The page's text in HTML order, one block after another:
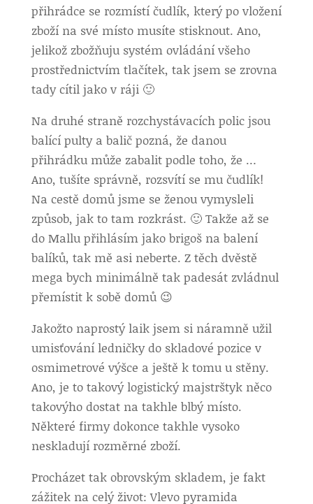
přihrádce se rozmístí čudlík, který po vložení
zboží na své místo musíte stisknout. Ano,
jelikož zbožňuju systém ovládání všeho
prostřednictvím tlačítek, tak jsem se zrovna
tady cítil jako v ráji 🙂
Na druhé straně rozchystávacích polic jsou
balící pulty a balič pozná, že danou
přihrádku může zabalit podle toho, že …
Ano, tušíte správně, rozsvítí se mu čudlík!
Na cestě domů jsme se ženou vymysleli
způsob, jak to tam rozkrást. 🙂 Takže až se
do Mallu přihlásím jako brigoš na balení
balíků, tak mě asi neberte. Z těch dvěstě
mega bych minimálně tak padesát zvládnul
přemístit k sobě domů 😉
Jakožto naprostý laik jsem si náramně užil
umisťování ledničky do skladové pozice v
osmimetrové výšce a ještě k tomu u stěny.
Ano, je to takový logistický majstrštyk něco
takovýho dostat na takhle blbý místo.
Některé firmy dokonce takhle vysoko
neskladují rozměrné zboží.
Procházet tak obrovským skladem, je fakt
zážitek na celý život: Vlevo pyramida